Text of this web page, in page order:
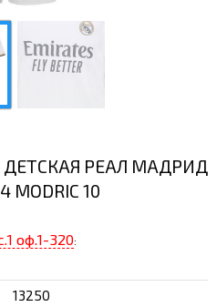
РЕАЛ МАДРИД
MODRIC 10
оф.1-320:
13250